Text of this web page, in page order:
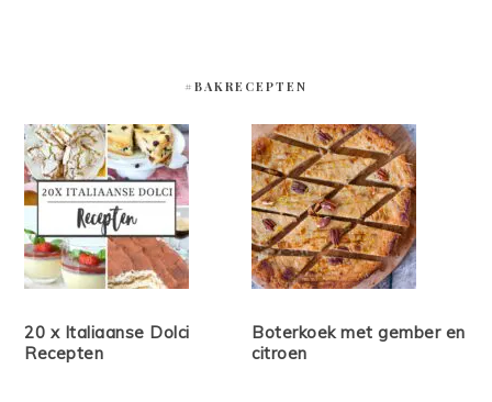
#BAKRECEPTEN
20 x Italiaanse Dolci
Recepten
Boterkoek met gember en
citroen